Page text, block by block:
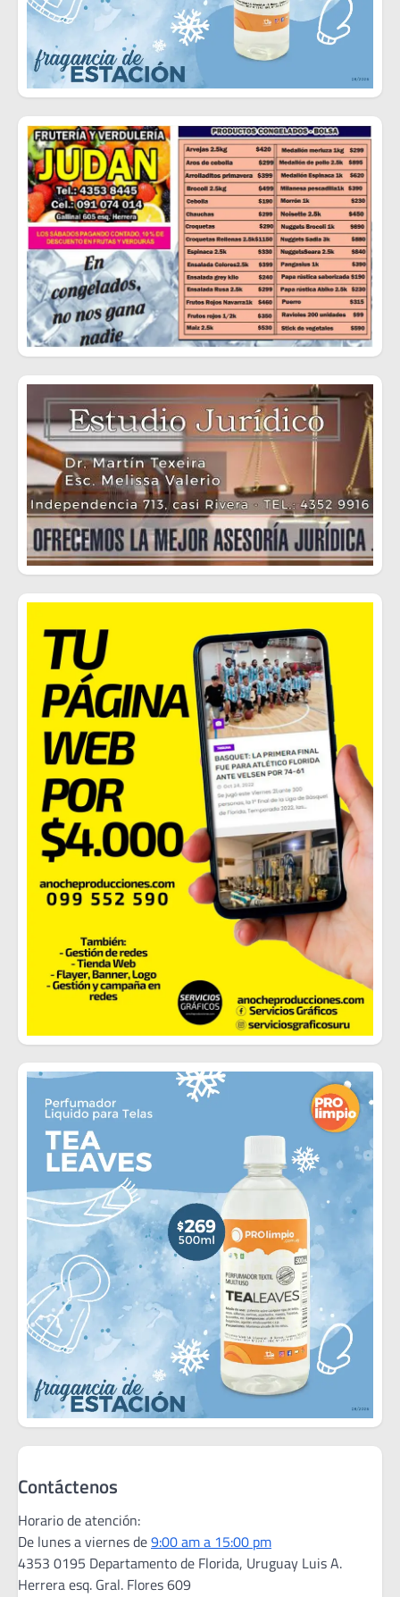
Contáctenos
Horario de atención:
De lunes a viernes de9:00 am a 15:00 pm
4353 0195 Departamento de Florida, Uruguay Luis A.
Herrera esq. Gral. Flores 609